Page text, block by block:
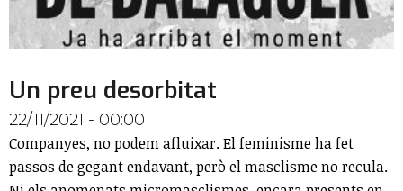
Un preu desorbitat
22/11/2021 - 00:00
Companyes, no podem afluixar. El feminisme ha fet
passos de gegant endavant, però el masclisme no recula.